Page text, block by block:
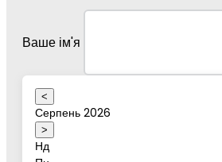
Ваше ім'я
<
Серпень 2026
>
Нд
Дата туру